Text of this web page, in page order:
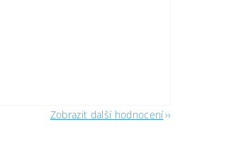
Zobrazit další hodnocení